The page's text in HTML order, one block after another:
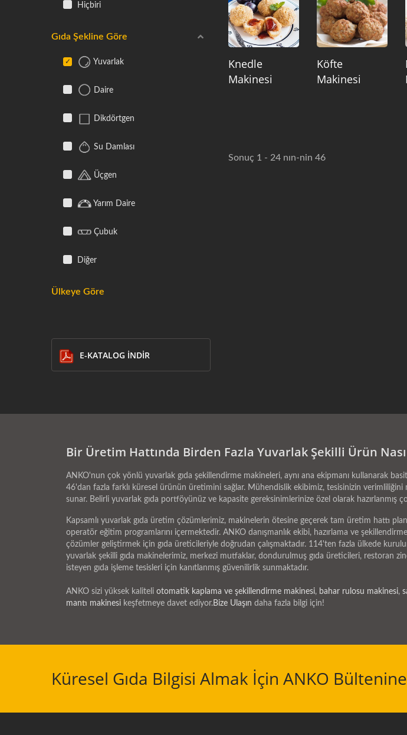
Hiçbiri
Gıda Şekline Göre
Yuvarlak
Daire
Dikdörtgen
Su Damlası
Üçgen
Yarım Daire
Çubuk
Diğer
Ülkeye Göre
E-KATALOG İNDIR
Knedle
Makinesi
Köfte
Makinesi
Sonuç 1 - 24 nın-nin 46
Bir Üretim Hattında Birden Fazla Yuvarlak Şekilli Ürün
ANKO'nun çok yönlü yuvarlak gıda şekillendirme makineleri, aynı ana ekipmanı kullanarak
46'dan fazla farklı küresel ürünün üretimini sağlar. Mühendislik ekibimiz, tesisinizin verimliliğini
sunar. Belirli yuvarlak gıda portföyünüz ve kapasite gereksinimlerinize özel olarak
Kapsamlı yuvarlak gıda üretim çözümlerimiz, makinelerin ötesine geçerek tam üretim hattı
operatör eğitim programlarını içermektedir. ANKO danışmanlık ekibi, hazırlama ve
çözümler geliştirmek için gıda üreticileriyle doğrudan çalışmaktadır. 114'ten fazla ülkede
yuvarlak şekilli gıda makinelerimiz, merkezi mutfaklar, dondurulmuş gıda üreticileri,
isteyen gıda işleme tesisleri için kanıtlanmış güvenilirlik sunmaktadır.
ANKO sizi yüksek kaliteli otomatik kaplama ve şekillendirme makinesi, bahar rulosu makinesi,
mantı makinesi keşfetmeye davet ediyor.Bize Ulaşın daha fazla bilgi için!
Küresel Gıda Bilgisi Almak İçin ANKO